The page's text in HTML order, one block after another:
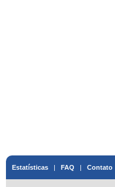
Estatísticas | FAQ | Contato